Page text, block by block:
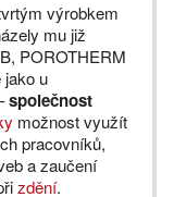
výrobkem
mu již
POROTHERM
jako u
společnost
možnost využít
pracovníků,
a zaučení
zdění.